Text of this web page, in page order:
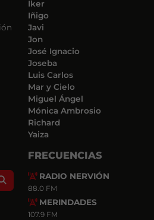
Iker
Iñigo
Javi
Jon
José Ignacio
Joseba
Luis Carlos
Mar y Cielo
Miguel Ángel
Mónica Ambrosio
Richard
Yaiza
Search
FRECUENCIAS
RADIO NERVIÓN
88.0 FM
MERINDADES
107.9 FM